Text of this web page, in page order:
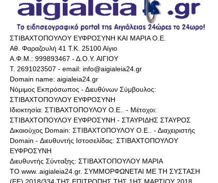
ΣΤΙΒΑΧΤΟΠΟΥΛΟΥ ΕΥΦΡΟΣΥΝΗ ΚΑΙ ΜΑΡΙΑ Ο.Ε.
Αθ. Φαραζουλή 41 Τ.Κ. 25100 Αίγιο
Α.Φ.Μ.: 999893467 - Δ.Ο.Υ. ΑΙΓΙΟΥ
Τ. 2691023507 - email: info@aigialeia24.gr
Domain name: aigialeia24.gr
Νόμιμος Εκπρόσωπος - Διευθύνων Σύμβουλος:
ΣΤΙΒΑΧΤΟΠΟΥΛΟΥ ΕΥΦΡΟΣΥΝΗ
Ιδιοκτησία: ΣΤΙΒΑΧΤΟΠΟΥΛΟΥ Ο.Ε.. - Μέτοχοι:
ΣΤΙΒΑΧΤΟΠΟΥΛΟΥ ΕΥΦΡΟΣΥΝΗ - ΣΤΑΥΡΙΔΗΣ ΣΤΑΥΡΟΣ
Δικαιούχος Domain: ΣΤΙΒΑΧΤΟΠΟΥΛΟΥ Ο.Ε.. - Διαχειριστής
Domain - Διευθυντής Ιστοσελίδας: ΣΤΙΒΑΧΤΟΠΟΥΛΟΥ
ΕΥΦΡΟΣΥΝΗ
Διευθυντής Σύνταξης: ΣΤΙΒΑΧΤΟΠΟΥΛΟΥ ΜΑΡΙΑ
ΤΟ www..aigialeia24.gr. ΣΥΜΜΟΡΦΩΝΕΤΑΙ ΜΕ ΤΗ ΣΥΣΤΑΣΗ